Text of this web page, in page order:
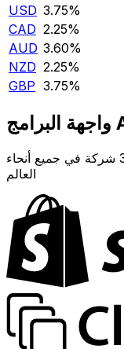
USD 3.75‎%‎
CAD 2.25‎%‎
AUD 3.60‎%‎
NZD 2.25‎%‎
GBP 3.75‎%‎
مصدر أسعار الفئة التجارية لأكثر من 300 شركة في جميع أنحاء
العالم